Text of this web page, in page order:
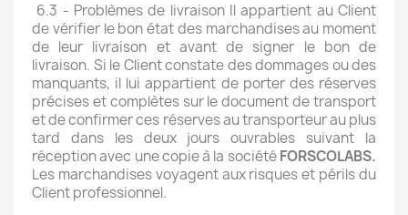
6.3 - Problèmes de livraison Il appartient au Client
de vérifier le bon état des marchandises au moment
de leur livraison et avant de signer le bon de
livraison. Si le Client constate des dommages ou des
manquants, il lui appartient de porter des réserves
précises et complètes sur le document de transport
et de confirmer ces réserves au transporteur au plus
tard dans les deux jours ouvrables suivant la
réception avec une copie à la sociétéFORSCOLABS.
Les marchandises voyagent aux risques et périls du
Client professionnel.